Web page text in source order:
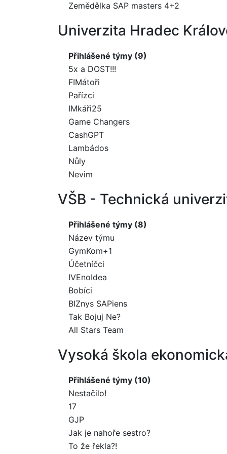
Zemědělka SAP masters 4+2
Univerzita Hradec
Přihlášené týmy (9)
5x a DOST!!!
FIMátoři
Pařízci
IMkáři25
Game Changers
CashGPT
Lambádos
Nůly
Nevim
VŠB - Technická
Přihlášené týmy (8)
Název týmu
GymKom+1
Účetníčci
IVEnoIdea
Bobíci
BIZnys SAPiens
Tak Bojuj Ne?
All Stars Team
Vysoká škola
Přihlášené týmy (10)
Nestačilo!
17
GJP
Jak je nahoře sestro?
To že řekla?!